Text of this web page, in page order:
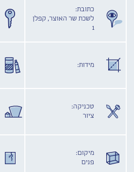
כתובת:
לשכת שר האוצר, קפלן
1
מידות:
טכניקה:
ציור
מיקום:
פנים